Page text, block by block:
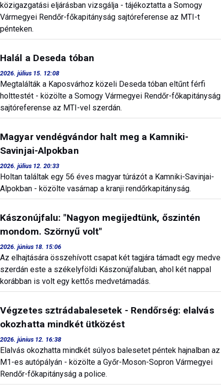
közigazgatási eljárásban vizsgálja - tájékoztatta a Somogy
Vármegyei Rendőr-főkapitányság sajtóreferense az MTI-t
pénteken.
Halál a Deseda tóban
2026. július 15. 12:08
Megtalálták a Kaposvárhoz közeli Deseda tóban eltűnt férfi
holttestét - közölte a Somogy Vármegyei Rendőr-főkapitányság
sajtóreferense az MTI-vel szerdán.
Magyar vendégvándor halt meg a Kamniki-
Savinjai-Alpokban
2026. július 12. 20:33
Holtan találtak egy 56 éves magyar túrázót a Kamniki-Savinjai-
Alpokban - közölte vasárnap a kranji rendőrkapitányság.
Kászonújfalu: "Nagyon megijedtünk, őszintén
mondom. Szörnyű volt"
2026. június 18. 15:06
Az elhajtására összehívott csapat két tagjára támadt egy medve
szerdán este a székelyföldi Kászonújfaluban, ahol két nappal
korábban is volt egy kettős medvetámadás.
Végzetes sztrádabalesetek - Rendőrség: elalvás
okozhatta mindkét ütközést
2026. június 12. 16:38
Elalvás okozhatta mindkét súlyos balesetet péntek hajnalban az
M1-es autópályán - közölte a Győr-Moson-Sopron Vármegyei
Rendőr-főkapitányság a police.